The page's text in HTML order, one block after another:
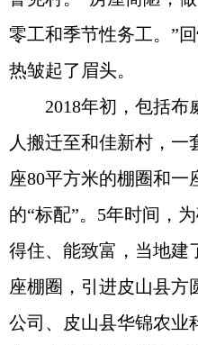
零工和季节性务工。”
热皱起了眉头。
2018年初，包括布
人搬迁至和佳新村，一
座80平方米的棚圈和
的“标配”。5年时间，
得住、能致富，当地建
座棚圈，引进皮山县方
公司、皮山县华锦农业